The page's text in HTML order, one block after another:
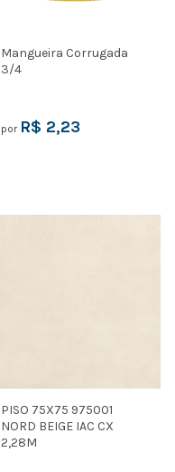
Mangueira Corrugada
3/4
por R$ 2,23
PISO 75X75 975001
NORD BEIGE IAC CX
2,28M